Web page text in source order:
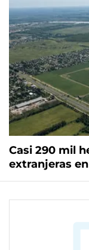
Casi 290 mil
extranjeras